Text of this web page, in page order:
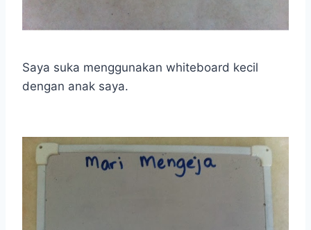
Saya suka menggunakan whiteboard kecil
dengan anak saya.